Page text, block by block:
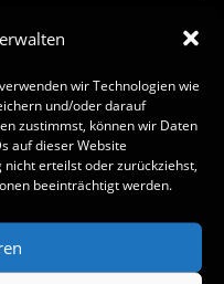
wir Technologien wie
und/oder darauf
zustimmst, können wir Daten
auf dieser Website
erteilst oder zurückziehst,
beeinträchtigt werden.